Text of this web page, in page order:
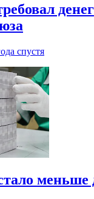
денег
спустя
меньше